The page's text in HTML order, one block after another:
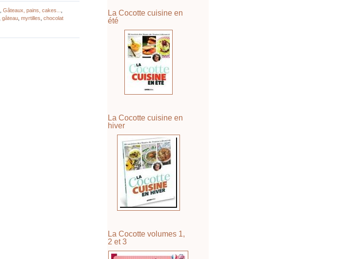
La Cocotte cuisine en
été
La Cocotte cuisine en
hiver
La Cocotte volumes 1,
2 et 3
Gâteaux, pains, cakes...
gâteau myrtilles chocolat